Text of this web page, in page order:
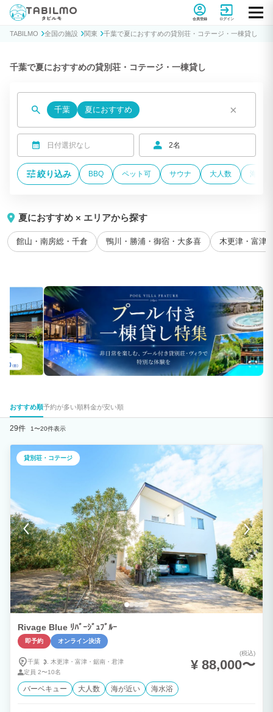
貸別荘コテージ・一棟貸し宿泊予約サイトTABILMO(タビルモ)
会員登録 ログイン
TABILMO 全国の施設 関東 千葉で夏におすすめの貸別荘・コテージ・一棟貸し
千葉で夏におすすめの貸別荘・コテージ・一棟貸し
千葉 夏におすすめ ×
日付選択なし 2名
絞り込み BBQ ペット可 サウナ 大人数 海が
夏におすすめ × エリアから探す
館山・南房総・千倉 鴨川・勝浦・御宿・大多喜 木更津・富津
おすすめ順予約が多い順料金が安い順
29件 1〜20件表示
貸別荘・コテージ
Rivage Blue ﾘﾊﾞｰｼﾞｭﾌﾞﾙｰ
即予約 オンライン決済
千葉 木更津・ 富津・ 鋸南・ 君津
定員 2〜10名
(税込)
¥ 88,000〜
バーベキュー 大人数 海が近い 海水浴